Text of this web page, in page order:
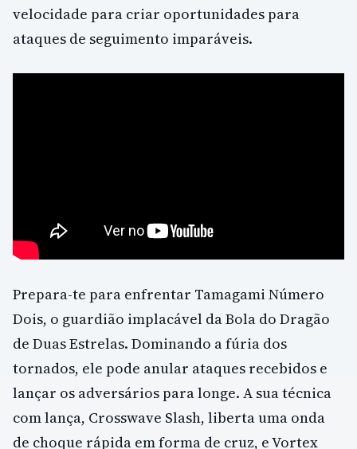
velocidade para criar oportunidades para
ataques de seguimento imparáveis.
Prepara-te para enfrentar Tamagami Número
Dois, o guardião implacável da Bola do Dragão
de Duas Estrelas. Dominando a fúria dos
tornados, ele pode anular ataques recebidos e
lançar os adversários para longe. A sua técnica
com lança, Crosswave Slash, liberta uma onda
de choque rápida em forma de cruz, e Vortex